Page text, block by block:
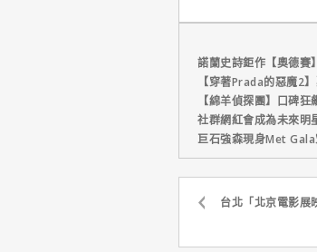
諾蘭史詩鉅作【奧德賽
【穿著Prada的惡魔2
【綿羊偵探團】口碑
社群網紅會成為未來明
巨石強森現身Met Gala
台北「北京電影展